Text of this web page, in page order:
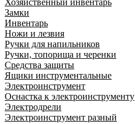
Хозяйственный инвентарь
Замки
Инвентарь
Ножи и лезвия
Ручки для напильников
Ручки, топорища и черенки
Средства защиты
Ящики инструментальные
Электроинструмент
Оснастка к электроинструменту
Электродрели
Электроинструмент разный